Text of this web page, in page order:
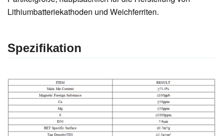
Lithiumbatteriekathoden und Weichferriten.
Spezifikation